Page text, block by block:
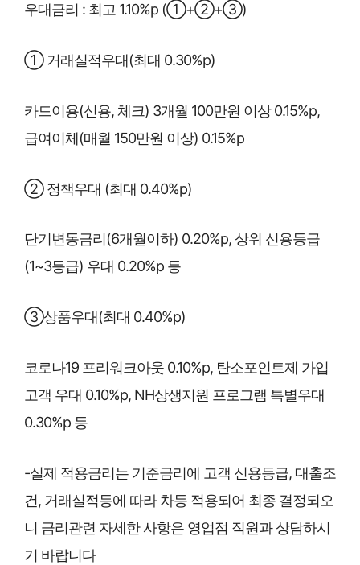
우대금리 : 최고 1.10%p (①+②+③)
① 거래실적우대(최대 0.30%p)
카드이용(신용, 체크) 3개월 100만원 이상 0.15%p,
급여이체(매월 150만원 이상) 0.15%p
② 정책우대 (최대 0.40%p)
단기변동금리(6개월이하) 0.20%p, 상위 신용등급
(1~3등급) 우대 0.20%p 등
③상품우대(최대 0.40%p)
코로나19 프리워크아웃 0.10%p, 탄소포인트제 가입
고객 우대 0.10%p, NH상생지원 프로그램 특별우대
0.30%p 등
-실제 적용금리는 기준금리에 고객 신용등급, 대출조
건, 거래실적등에 따라 차등 적용되어 최종 결정되오
니 금리관련 자세한 사항은 영업점 직원과 상담하시
기 바랍니다